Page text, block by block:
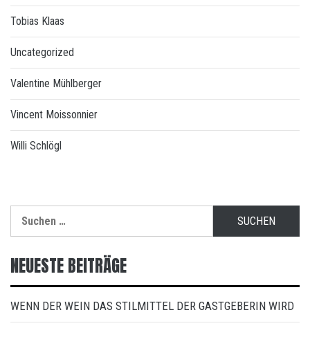
Tobias Klaas
Uncategorized
Valentine Mühlberger
Vincent Moissonnier
Willi Schlögl
nach:
NEUESTE BEITRÄGE
WENN DER WEIN DAS STILMITTEL DER GASTGEBERIN WIRD